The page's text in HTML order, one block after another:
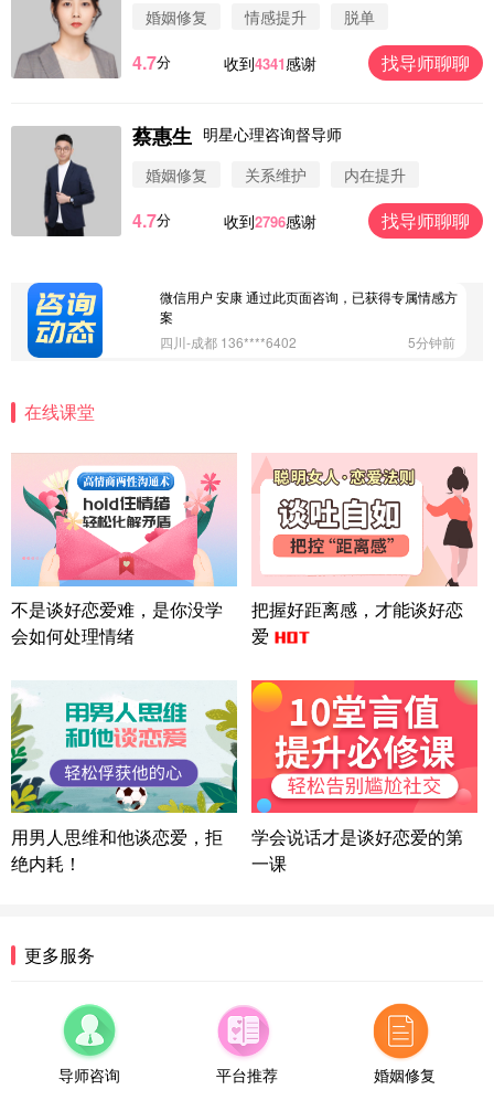
婚姻修复
情感提升 脱单
4.7分 收到4341感谢 找导师聊聊
蔡惠生 明星心理咨询督导师
婚姻修复
关系维护 内在提升
4.7分 收到2796感谢 找导师聊聊
微信用户 圆圈 通过此页面咨询，已获得专属情感方
微信用户 Vnno 通过此页面咨询，已获得专属情感方
案
微信用户 大太阳 通过此页面咨询，已获得专属情感
微信用户 安康 通过此页面咨询，已获得专属情感方
案
四川-成都 136****6402
5分钟前
方案
上海-浦东 177****9074
56分钟前
微信用户 Liberty 通过此页面咨询，已获得专属情感
方案
广东-广州 188****5632
12分钟前
微信用户 司马锘 通过此页面咨询，已获得专属情感
方案
湖北-武汉 135****7410
陕西-西安 139****6283
3分钟前
微信用户 喜欢下雨天^ 通过此页面咨询，已获得专属
情感方案
浙江-宁波 150****8921
28分钟前
属情感方案
湖南-长沙 187****3359
山东-青岛 138****9975
7分钟前
微信用户 小任性 通过此页面咨询，已获得专属情感
在线课堂
不是谈好恋爱难，是你没学
会如何处理情绪
把握好距离感，才能谈好恋
爱
用男人思维和他谈恋爱，拒
绝内耗！
学会说话才是谈好恋爱的第
一课
更多服务
导师咨询 平台推荐 婚姻修复